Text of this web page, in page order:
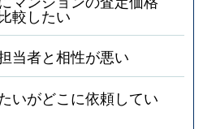
較したい
当者と相性が悪い
いがどこに依頼してい